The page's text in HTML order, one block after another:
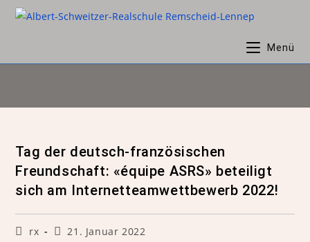
Menü
Tag der deutsch-französischen
Freundschaft: «équipe ASRS» beteiligt
sich am Internetteamwettbewerb 2022!
rx 21. Januar 2022